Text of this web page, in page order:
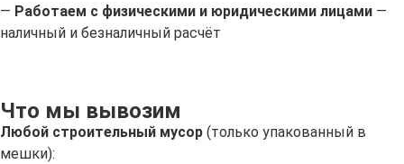
— Работаем с физическими и юридическими лицами —
наличный и безналичный расчёт
Что мы вывозим
Любой строительный мусор (только упакованный в
мешки):